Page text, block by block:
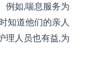
例如,喘息服务为
知道他们的亲人
理人员也有益,为